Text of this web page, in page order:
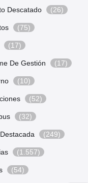
Descatado (26)
(75)
(17)
De Gestión (17)
(10)
(52)
(32)
(249)
(1.557)
(54)